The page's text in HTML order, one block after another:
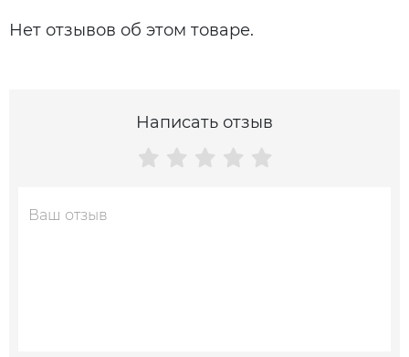
Нет отзывов об этом товаре.
Написать отзыв